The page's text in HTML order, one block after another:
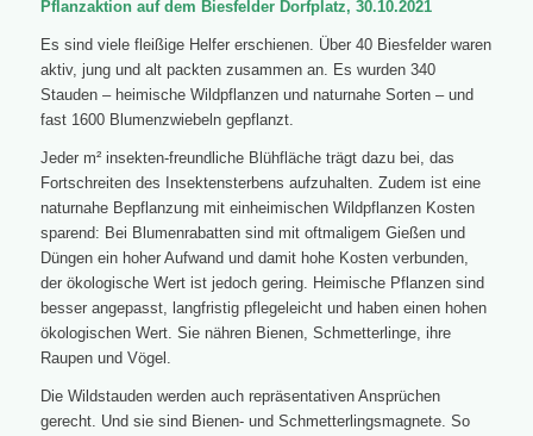
Pflanzaktion auf dem Biesfelder Dorfplatz, 30.10.2021
Es sind viele fleißige Helfer erschienen. Über 40 Biesfelder waren
aktiv, jung und alt packten zusammen an. Es wurden 340
Stauden – heimische Wildpflanzen und naturnahe Sorten – und
fast 1600 Blumenzwiebeln gepflanzt.
Jeder m² insekten-freundliche Blühfläche trägt dazu bei, das
Fortschreiten des Insektensterbens aufzuhalten. Zudem ist eine
naturnahe Bepflanzung mit einheimischen Wildpflanzen Kosten
sparend: Bei Blumenrabatten sind mit oftmaligem Gießen und
Düngen ein hoher Aufwand und damit hohe Kosten verbunden,
der ökologische Wert ist jedoch gering. Heimische Pflanzen sind
besser angepasst, langfristig pflegeleicht und haben einen hohen
ökologischen Wert. Sie nähren Bienen, Schmetterlinge, ihre
Raupen und Vögel.
Die Wildstauden werden auch repräsentativen Ansprüchen
gerecht. Und sie sind Bienen- und Schmetterlingsmagnete. So